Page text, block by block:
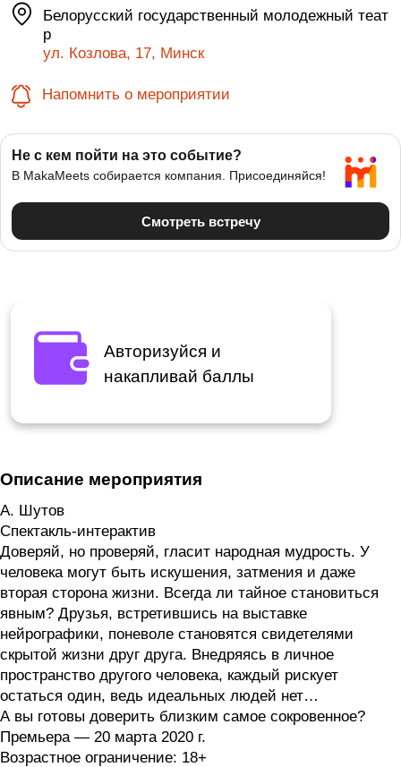
Белорусский государственный молодежный теат
р
ул. Козлова, 17, Минск
Напомнить о мероприятии
Авторизуйся и
накапливай баллы
Описание мероприятия
А. Шутов
Спектакль-интерактив
Доверяй, но проверяй, гласит народная мудрость. У
человека могут быть искушения, затмения и даже
вторая сторона жизни. Всегда ли тайное становиться
явным? Друзья, встретившись на выставке
нейрографики, поневоле становятся свидетелями
скрытой жизни друг друга. Внедряясь в личное
пространство другого человека, каждый рискует
остаться один, ведь идеальных людей нет…
А вы готовы доверить близким самое сокровенное?
Премьера — 20 марта 2020 г.
Возрастное ограничение: 18+